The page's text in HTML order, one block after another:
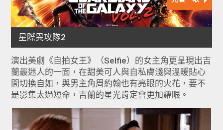
演出美劇《自拍女王》（Selfie）的女主角更呈現出吉
蘭最迷人的一面，在甜美可人與自私膚淺與溫暖貼心
間切換自如，與男主角周約翰也有亮眼的火花，要不
是影集太過短命，吉蘭的星光肯定會更加耀眼。